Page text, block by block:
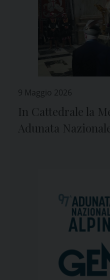
9 Maggio 2026
In Cattedrale la
Adunata